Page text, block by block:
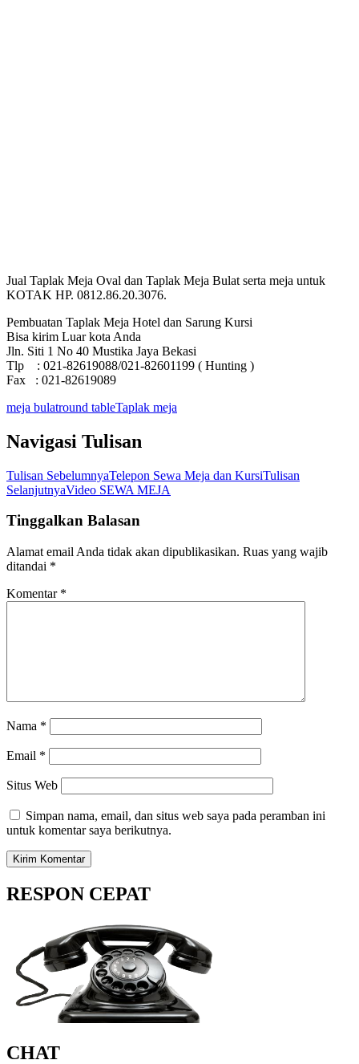
Jual Taplak Meja Oval dan Taplak Meja Bulat serta meja untuk
KOTAK HP. 0812.86.20.3076.
Pembuatan Taplak Meja Hotel dan Sarung Kursi
Bisa kirim Luar kota Anda
Jln. Siti 1 No 40 Mustika Jaya Bekasi
Tlp : 021-82619088/021-82601199 ( Hunting )
Fax : 021-82619089
meja bulatround tableTaplak meja
Navigasi Tulisan
Tulisan SebelumnyaTelepon Sewa Meja dan KursiTulisan
SelanjutnyaVideo SEWA MEJA
Tinggalkan Balasan
Alamat email Anda tidak akan dipublikasikan. Ruas yang wajib
ditandai *
Komentar *
Nama *
Email *
Situs Web
Simpan nama, email, dan situs web saya pada peramban ini
untuk komentar saya berikutnya.
RESPON CEPAT
CHAT